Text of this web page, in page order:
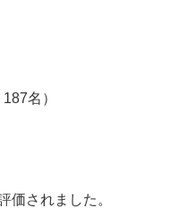
名）
価されました。